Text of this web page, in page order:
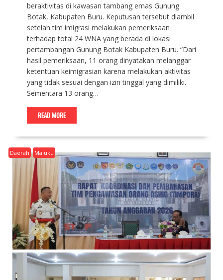
beraktivitas di kawasan tambang emas Gunung
Botak, Kabupaten Buru. Keputusan tersebut diambil
setelah tim imigrasi melakukan pemeriksaan
terhadap total 24 WNA yang berada di lokasi
pertambangan Gunung Botak Kabupaten Buru. “Dari
hasil pemeriksaan, 11 orang dinyatakan melanggar
ketentuan keimigrasian karena melakukan aktivitas
yang tidak sesuai dengan izin tinggal yang dimiliki.
Sementara 13 orang…
READ MORE
Daerah Maluku